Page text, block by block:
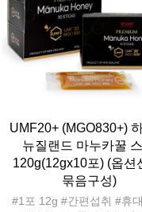
UMF20+ (MGO830+)
뉴질랜드 마누카꿀
120g(12gx10포) (옵션
묶음구성)
#1포 12g #간편섭취 #휴